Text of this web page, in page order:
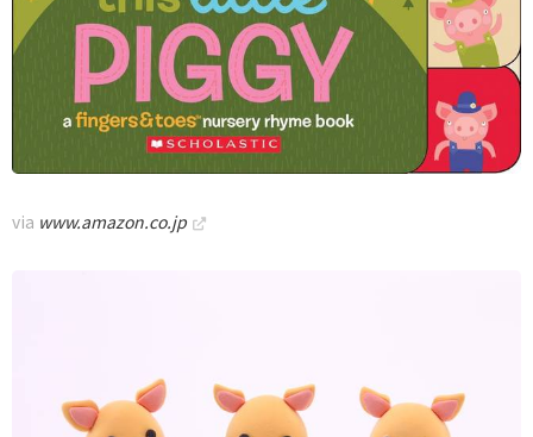
via www.amazon.co.jp